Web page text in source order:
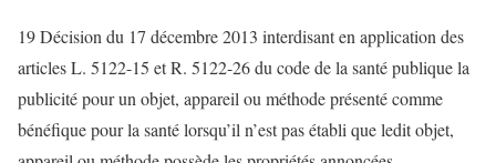
19 Décision du 17 décembre 2013 interdisant en application des
articles L. 5122-15 et R. 5122-26 du code de la santé publique la
publicité pour un objet, appareil ou méthode présenté comme
bénéfique pour la santé lorsqu’il n’est pas établi que ledit objet,